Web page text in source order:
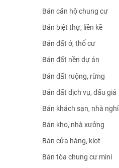
Bán căn hộ chung cư
Bán biệt thự, liền kề
Bán đất ở, thổ cư
Bán đất nền dự án
Bán đất ruộng, rừng
Bán đất dịch vụ, đấu giá
Bán khách sạn, nhà nghỉ
Bán kho, nhà xưởng
Bán cửa hàng, kiot
Bán tòa chung cư mini